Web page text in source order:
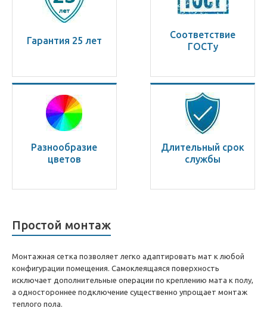
Гарантия 25 лет
Соответствие
ГОСТу
Разнообразие
цветов
Длительный срок
службы
Простой монтаж
Монтажная сетка позволяет легко адаптировать мат к любой
конфигурации помещения. Самоклеящаяся поверхность
исключает дополнительные операции по креплению мата к полу,
а одностороннее подключение существенно упрощает монтаж
теплого пола.